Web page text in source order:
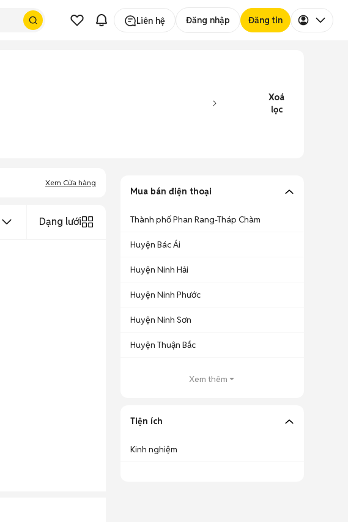
Liên hệ Đăng nhập Đăng tin
Xoá
lọc
Xem Cửa hàng
Dạng lưới
Mua bán điện thoại
Thành phố Phan Rang-Tháp Chàm
Huyện Bác Ái
Huyện Ninh Hải
Huyện Ninh Phước
Huyện Ninh Sơn
Huyện Thuận Bắc
Xem thêm
Tiện ích
Kinh nghiệm